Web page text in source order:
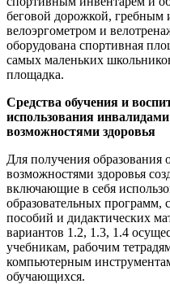
беговой дорожкой, гребным
велоэргометром и
оборудована спортивная
самых маленьких
площадка.
Средства обучения и
использования
возможностями здоровья
Для получения
возможностями здоровья
включающие в себя
образовательных программ,
пособий и дидактических
вариантов 1.2, 1.3, 1.4
учебникам, рабочим
компьютерным
обучающихся.